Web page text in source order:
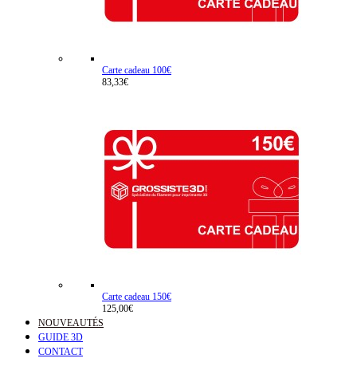
Carte cadeau 100€
83,33€
Carte cadeau 150€
125,00€
NOUVEAUTÉS
GUIDE 3D
CONTACT